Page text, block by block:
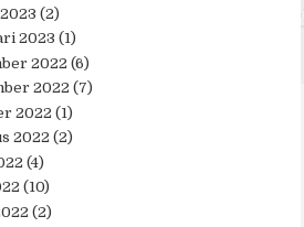
(2)
2023 (1)
2022 (6)
2022 (7)
2022 (1)
2022 (2)
(4)
(10)
(2)